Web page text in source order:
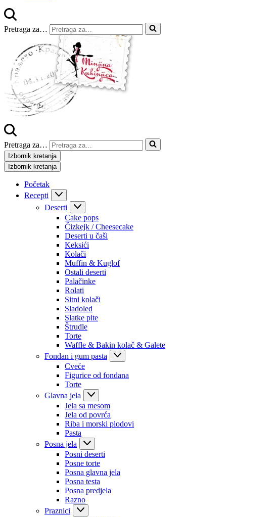
Pretraga za…
Pretraga za…
Izbornik kretanja
Izbornik kretanja
Početak
Recepti
Deserti
Cake pops
Čizkejk / Cheesecake
Deserti u čaši
Keksići
Kolači
Muffin & Kuglof
Ostali deserti
Palačinke
Rolati
Sitni kolači
Sladoled
Slatke pite
Štrudle
Torte
Waffle & Bakin kolač & Galete
Fondan i gum pasta
Cveće
Figurice od fondana
Torte
Glavna jela
Jela sa mesom
Jela od povrća
Riba i morski plodovi
Pasta
Posna jela
Posni deserti
Posne torte
Posna glavna jela
Posna testa
Posna predjela
Razno
Praznici